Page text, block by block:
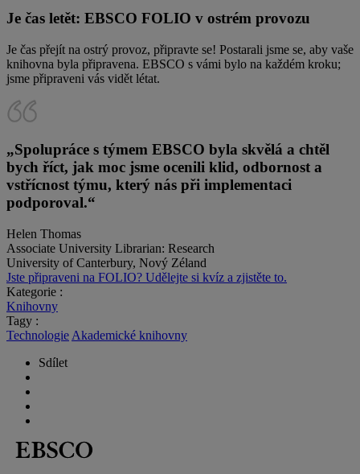
Je čas letět: EBSCO FOLIO v ostrém provozu
Je čas přejít na ostrý provoz, připravte se! Postarali jsme se, aby vaše
knihovna byla připravena. EBSCO s vámi bylo na každém kroku;
jsme připraveni vás vidět létat.
„Spolupráce s týmem EBSCO byla skvělá a chtěl
bych říct, jak moc jsme ocenili klid, odbornost a
vstřícnost týmu, který nás při implementaci
podporoval.“
Helen Thomas
Associate University Librarian: Research
University of Canterbury, Nový Zéland
Jste připraveni na FOLIO? Udělejte si kvíz a zjistěte to.
Kategorie :
Knihovny
Tagy :
Technologie Akademické knihovny
Sdílet